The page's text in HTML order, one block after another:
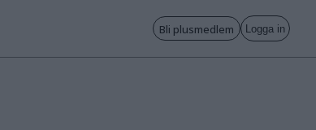
Bli plusmedlem Logga in